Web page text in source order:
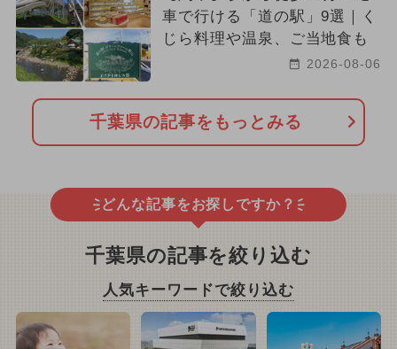
車で行ける「道の駅」9選｜く
じら料理や温泉、ご当地食も
2026-08-06
千葉県の記事をもっとみる
どんな記事をお探しですか？
千葉県の記事を絞り込む
人気キーワードで絞り込む